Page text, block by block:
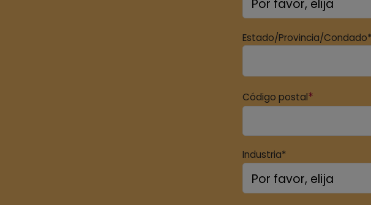
Estado/Provincia/
Código postal*
Industria*